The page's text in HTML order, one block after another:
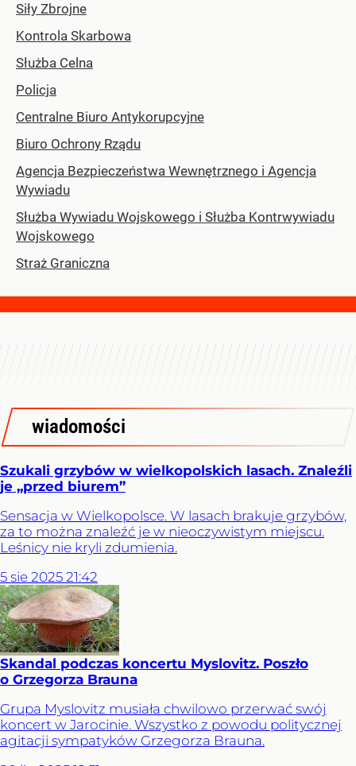
Siły Zbrojne
Kontrola Skarbowa
Służba Celna
Policja
Centralne Biuro Antykorupcyjne
Biuro Ochrony Rządu
Agencja Bezpieczeństwa Wewnętrznego i Agencja
Wywiadu
Służba Wywiadu Wojskowego i Służba Kontrwywiadu
Wojskowego
Straż Graniczna
wiadomości
Szukali grzybów w wielkopolskich lasach. Znaleźli
je „przed biurem”
Sensacja w Wielkopolsce. W lasach brakuje grzybów,
za to można znaleźć je w nieoczywistym miejscu.
Leśnicy nie kryli zdumienia.
5 sie 2025 21:42
Skandal podczas koncertu Myslovitz. Poszło
o Grzegorza Brauna
Grupa Myslovitz musiała chwilowo przerwać swój
koncert w Jarocinie. Wszystko z powodu politycznej
agitacji sympatyków Grzegorza Brauna.